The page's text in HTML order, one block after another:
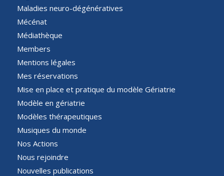
Maladies neuro-dégénératives
Mécénat
Médiathèque
Members
Mentions légales
Mes réservations
Mise en place et pratique du modèle Gériatrie
Modèle en gériatrie
Modèles thérapeutiques
Musiques du monde
Nos Actions
Nous rejoindre
Nouvelles publications